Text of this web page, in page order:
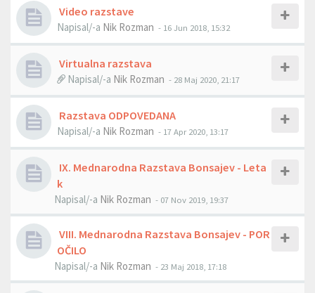
Video razstave
Napisal/-a Nik Rozman - 16 Jun 2018, 15:32
Virtualna razstava
Napisal/-a Nik Rozman - 28 Maj 2020, 21:17
Razstava ODPOVEDANA
Napisal/-a Nik Rozman - 17 Apr 2020, 13:17
IX. Mednarodna Razstava Bonsajev - Leta
k
Napisal/-a Nik Rozman - 07 Nov 2019, 19:37
VIII. Mednarodna Razstava Bonsajev - POR
OČILO
Napisal/-a Nik Rozman - 23 Maj 2018, 17:18